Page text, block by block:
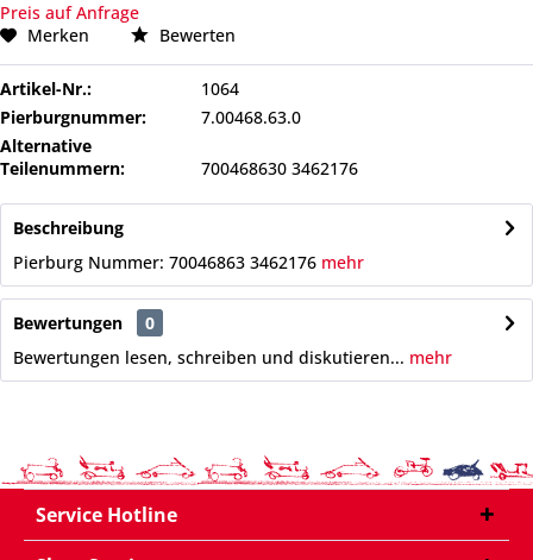
Preis auf Anfrage
Merken
Bewerten
Artikel-Nr.:
1064
Pierburgnummer:
7.00468.63.0
Alternative
Teilenummern:
700468630 3462176
Beschreibung
Pierburg Nummer: 70046863 3462176 mehr
Bewertungen
0
Bewertungen lesen, schreiben und diskutieren... mehr
Service Hotline